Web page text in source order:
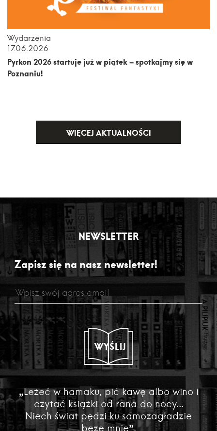
Wydarzenia
17.06.2026
Pyrkon 2026 startuje już w piątek – spotkajmy się w
Poznaniu!
WIĘCEJ AKTUALNOŚCI
NEWSLETTER
Zapisz się na nasz newsletter!
WYŚLIJ
„Leżeć w hamaku, pić kawę albo wino i
czytać książki od rana do nocy...
Niech świat pędzi ku samozagładzie
beze mnie”.